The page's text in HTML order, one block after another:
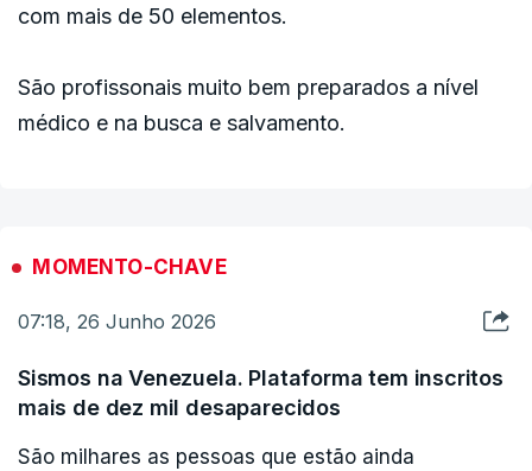
com mais de 50 elementos.
São profissonais muito bem preparados a nível
médico e na busca e salvamento.
MOMENTO-CHAVE
07:18, 26 Junho 2026
Sismos na Venezuela. Plataforma tem inscritos
mais de dez mil desaparecidos
São milhares as pessoas que estão ainda